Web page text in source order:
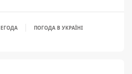
ПОГОДА В УКРАЇНІ